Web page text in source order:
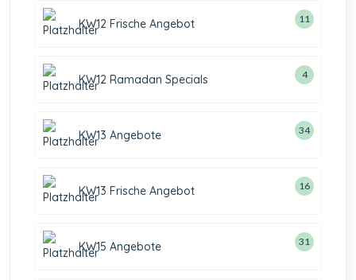
KW12 Frische Angebot 11
KW12 Ramadan Specials 4
KW13 Angebote 34
KW13 Frische Angebot 16
KW15 Angebote 31